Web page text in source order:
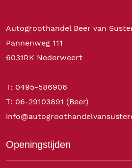
Autogroothandel Beer van
Pannenweg 111
6031RK Nederweert
T: 0495-586906
T: 06-29103891 (Beer)
Openingstijden